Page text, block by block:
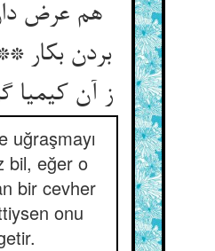
هم عرض
بردن بکار
ز آن کیمیا
uğraşmayı
bil, eğer o
bir cevher
onu